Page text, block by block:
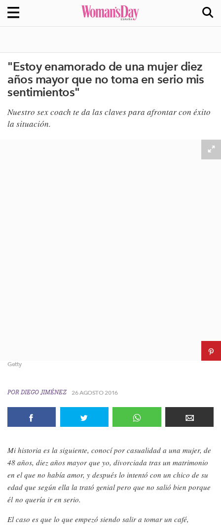
"Estoy enamorado de una mujer diez
años mayor que no toma en serio mis
sentimientos"
​Nuestro sex coach te da las claves para afrontar con éxito
la situación.
Getty
POR DIEGO JIMÉNEZ 26 AGOSTO 2016
Mi historia es la siguiente, conocí por casualidad a una mujer, de
48 años, diez años mayor que yo, divorciada tras un matrimonio
en el que no había amor, y después lo intentó con un chico de su
edad que según ella la trató genial pero que no salió bien porque
él no quería ir en serio.
El caso es que lo que empezó siendo salir a tomar un café,